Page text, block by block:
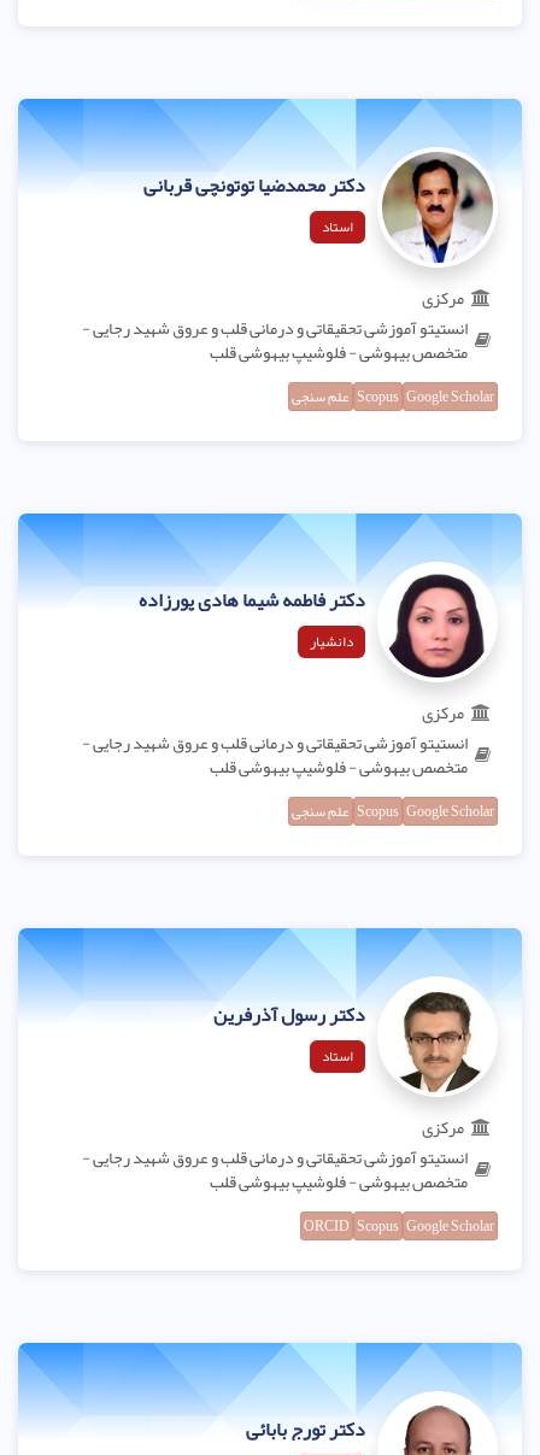
دکتر محمدضیا توتونچی قربانی
استاد
مرکزی
انستیتو آموزشی تحقیقاتی و درمانی قلب و عروق شهید رجایی -
متخصص بیهوشی - فلوشیپ بیهوشی قلب
Google Scholar
Scopus علم سنجی
دکتر فاطمه شیما هادی پورزاده
دانشیار
مرکزی
انستیتو آموزشی تحقیقاتی و درمانی قلب و عروق شهید رجایی -
متخصص بیهوشی - فلوشیپ بیهوشی قلب
Google Scholar
Scopus علم سنجی
دکتر رسول آذرفرین
استاد
مرکزی
انستیتو آموزشی تحقیقاتی و درمانی قلب و عروق شهید رجایی -
متخصص بیهوشی - فلوشیپ بیهوشی قلب
Google Scholar
Scopus
ORCID
دکتر تورج بابائی